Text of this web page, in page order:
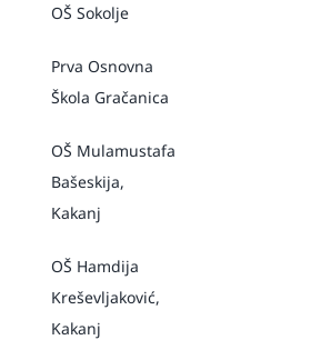
OŠ Sokolje
Prva Osnovna
Škola Gračanica
OŠ Mulamustafa
Bašeskija,
Kakanj
OŠ Hamdija
Kreševljaković,
Kakanj